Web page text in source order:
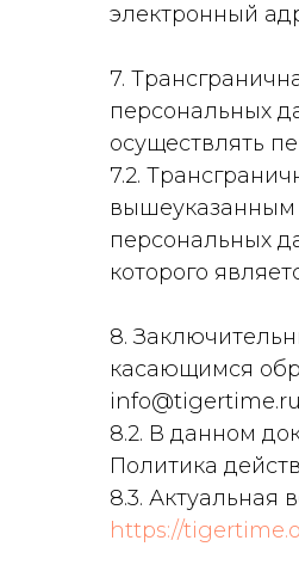
электронный
7.
персональных
осуществлять
7.2.
вышеуказанным
персональных
которого
8.
касающимся
8.2. В данном
Политика
8.3. Актуальная
https://